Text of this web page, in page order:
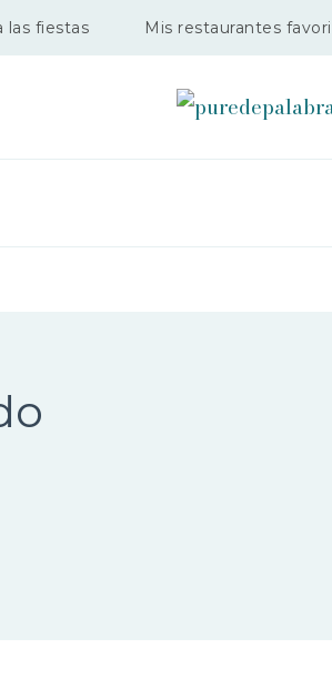
las fiestas Mis restaurantes